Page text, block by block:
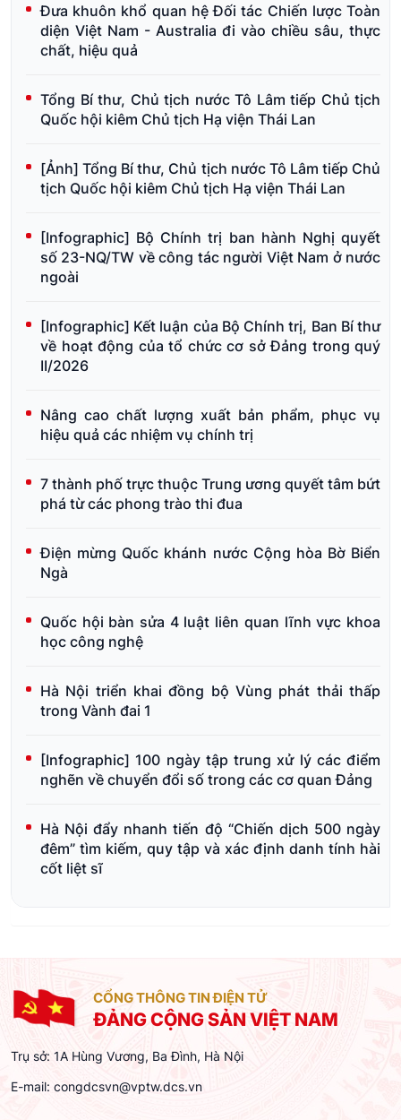
Đưa khuôn khổ quan hệ Đối tác Chiến lược Toàn
diện Việt Nam - Australia đi vào chiều sâu, thực
chất, hiệu quả
Tổng Bí thư, Chủ tịch nước Tô Lâm tiếp Chủ tịch
Quốc hội kiêm Chủ tịch Hạ viện Thái Lan
[Ảnh] Tổng Bí thư, Chủ tịch nước Tô Lâm tiếp Chủ
tịch Quốc hội kiêm Chủ tịch Hạ viện Thái Lan
[Infographic] Bộ Chính trị ban hành Nghị quyết
số 23-NQ/TW về công tác người Việt Nam ở nước
ngoài
[Infographic] Kết luận của Bộ Chính trị, Ban Bí thư
về hoạt động của tổ chức cơ sở Đảng trong quý
II/2026
Nâng cao chất lượng xuất bản phẩm, phục vụ
hiệu quả các nhiệm vụ chính trị
7 thành phố trực thuộc Trung ương quyết tâm bứt
phá từ các phong trào thi đua
Điện mừng Quốc khánh nước Cộng hòa Bờ Biển
Ngà
Quốc hội bàn sửa 4 luật liên quan lĩnh vực khoa
học công nghệ
Hà Nội triển khai đồng bộ Vùng phát thải thấp
trong Vành đai 1
[Infographic] 100 ngày tập trung xử lý các điểm
nghẽn về chuyển đổi số trong các cơ quan Đảng
Hà Nội đẩy nhanh tiến độ “Chiến dịch 500 ngày
đêm” tìm kiếm, quy tập và xác định danh tính hài
cốt liệt sĩ
CỔNG THÔNG TIN ĐIỆN TỬ
ĐẢNG CỘNG SẢN VIỆT NAM
Trụ sở: 1A Hùng Vương, Ba Đình, Hà Nội
E-mail: congdcsvn@vptw.dcs.vn